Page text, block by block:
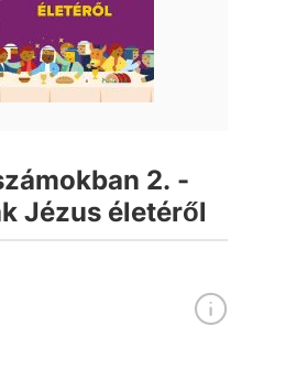
2. -
Jézus életéről